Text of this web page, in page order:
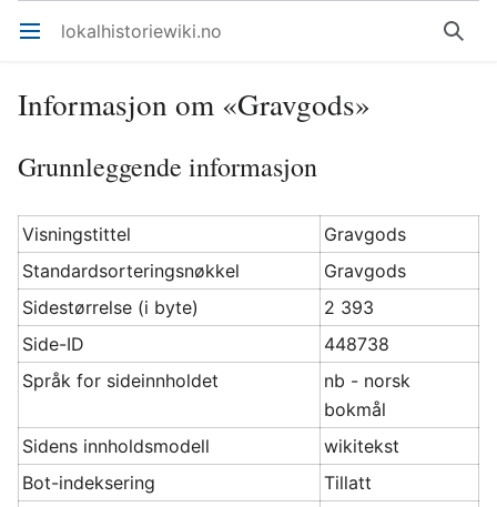
Åpne hovedmenyen lokalhistoriewiki.no Søk
Informasjon om «Gravgods»
Grunnleggende informasjon
Visningstittel
Gravgods
Standardsorteringsnøkkel
Gravgods
Sidestørrelse (i byte)
2 393
Side-ID
448738
Språk for sideinnholdet
nb - norsk
bokmål
Sidens innholdsmodell
wikitekst
Bot-indeksering
Tillatt